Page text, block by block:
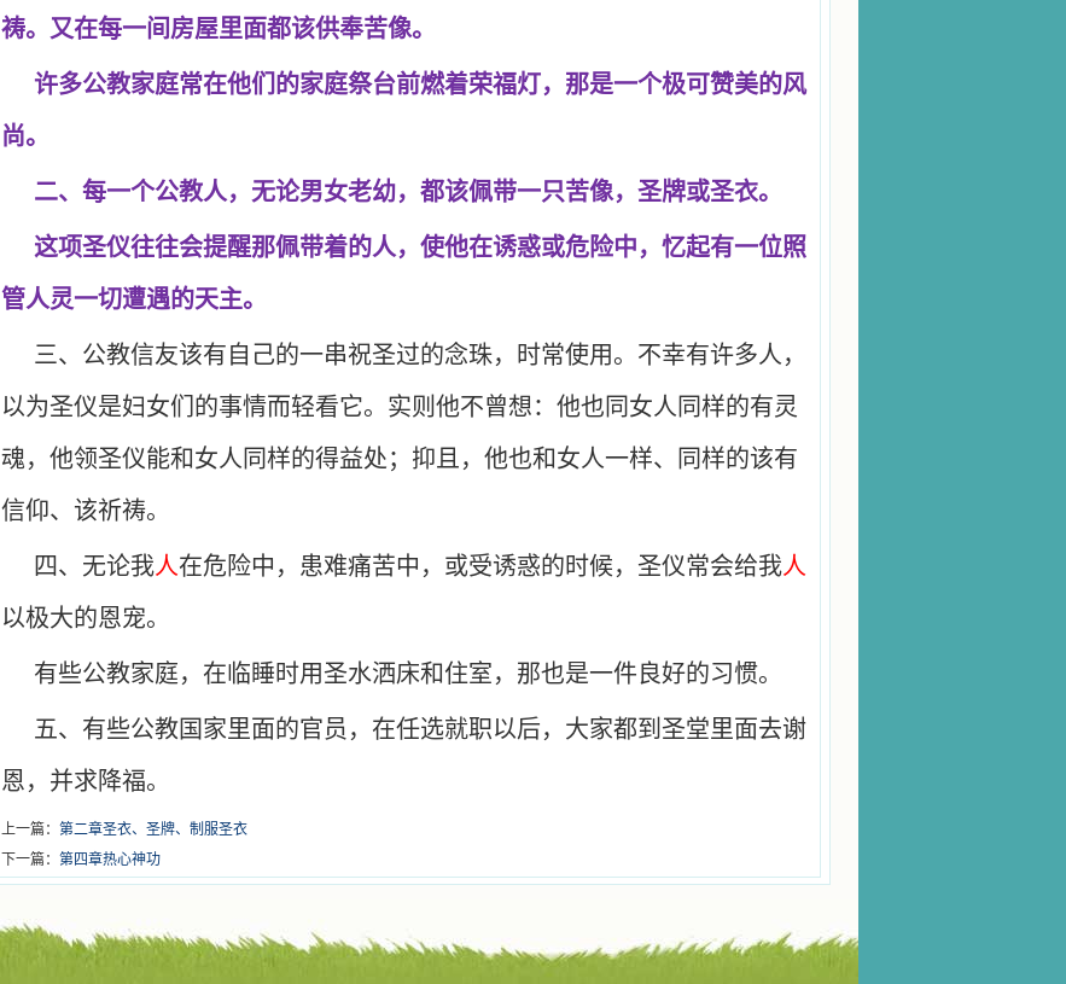
祷。又在每一间房屋里面都该供奉苦像。
许多公教家庭常在他们的家庭祭台前燃着荣福灯，那是一个极可赞美的风
尚。
二、每一个公教人，无论男女老幼，都该佩带一只苦像，圣牌或圣衣。
这项圣仪往往会提醒那佩带着的人，使他在诱惑或危险中，忆起有一位照
管人灵一切遭遇的天主。
三、公教信友该有自己的一串祝圣过的念珠，时常使用。不幸有许多人，
以为圣仪是妇女们的事情而轻看它。实则他不曾想：他也同女人同样的有灵
魂，他领圣仪能和女人同样的得益处；抑且，他也和女人一样、同样的该有
信仰、该祈祷。
四、无论我人在危险中，患难痛苦中，或受诱惑的时候，圣仪常会给我人
以极大的恩宠。
有些公教家庭，在临睡时用圣水洒床和住室，那也是一件良好的习惯。
五、有些公教国家里面的官员，在任选就职以后，大家都到圣堂里面去谢
恩，并求降福。
上一篇： 第二章圣衣、圣牌、制服圣衣
下一篇： 第四章热心神功